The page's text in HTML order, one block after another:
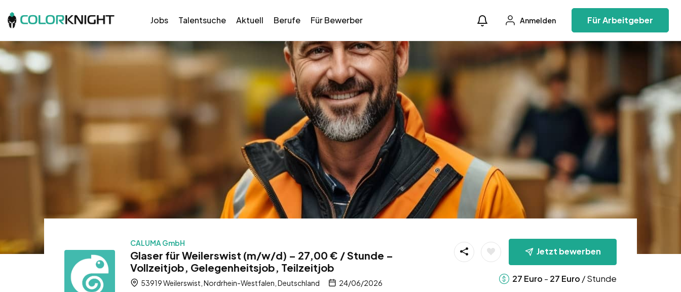
Jobs Talentsuche Aktuell Berufe Für Bewerber Anmelden Für Arbeitgeber
CALUMA GmbH
Glaser für Weilerswist (m/w/d) – 27,00 € / Stunde –
Vollzeitjob, Gelegenheitsjob, Teilzeitjob
53919 Weilerswist, Nordrhein-Westfalen, Deutschland 24/06/2026
Jetzt bewerben
27 Euro - 27 Euro / Stunde